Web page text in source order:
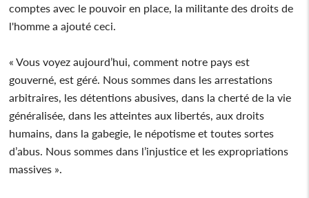
comptes avec le pouvoir en place, la militante des droits de
l'homme a ajouté ceci.
« Vous voyez aujourd’hui, comment notre pays est
gouverné, est géré. Nous sommes dans les arrestations
arbitraires, les détentions abusives, dans la cherté de la vie
généralisée, dans les atteintes aux libertés, aux droits
humains, dans la gabegie, le népotisme et toutes sortes
d’abus. Nous sommes dans l’injustice et les expropriations
massives ».